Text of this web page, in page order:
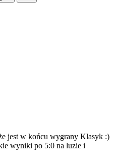
jest w końcu wygrany Klasyk :)
wyniki po 5:0 na luzie i